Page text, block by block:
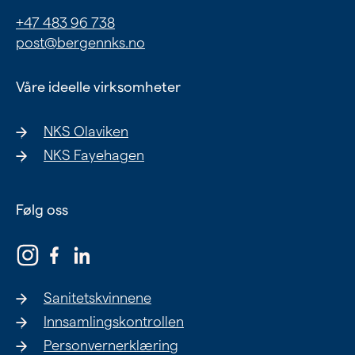
Eldre
Siste nytt
Våre ideelle virksomheter
+47 483 96 738
post@bergennks.no
Våre ideelle virksomheter
NKS Olaviken
NKS Fayehagen
Følg oss
Sanitetskvinnene
Innsamlingskontrollen
Personvernerklæring